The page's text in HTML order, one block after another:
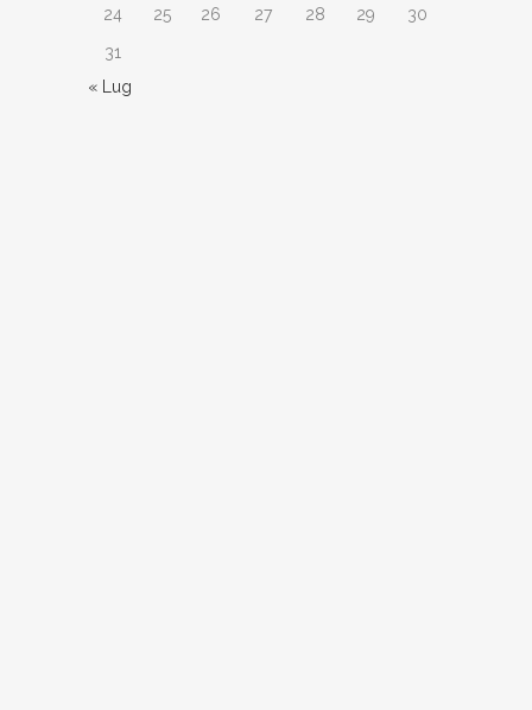
24
25 26 27 28 29
30
31
« Lug